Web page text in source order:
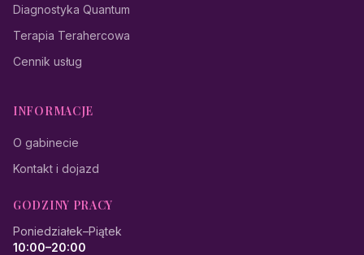
Diagnostyka Quantum
Terapia Terahercowa
Cennik usług
INFORMACJE
O gabinecie
Kontakt i dojazd
GODZINY PRACY
Poniedziałek–Piątek
10:00–20:00